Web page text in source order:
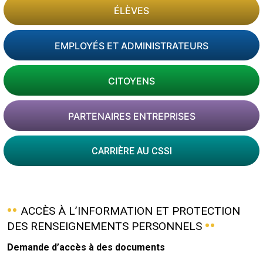
ÉLÈVES
EMPLOYÉS ET ADMINISTRATEURS
CITOYENS
PARTENAIRES ENTREPRISES
CARRIÈRE AU CSSI
ACCÈS À L’INFORMATION ET PROTECTION
DES RENSEIGNEMENTS PERSONNELS
Demande d’accès à des documents